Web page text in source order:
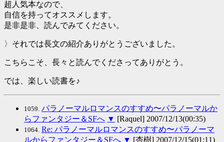
超人気本なので、
自信を持ってオススメします。
是非是非、読んでみてください。
〉それでは長文の紹介ありがとうございました。
こちらこそ、長々と読んでくださってありがとう。
では、楽しい読書を♪
1059. パラノーマルロマンスのすすめ〜パラノーマルか
らファンタジー＆SFへ ▼ [Raquel] 2007/12/13(00:35)
1064. Re: パラノーマルロマンスのすすめ〜パラノーマ
ルからファンタジー＆SFへ ▼ [杏樹] 2007/12/15(01:11)